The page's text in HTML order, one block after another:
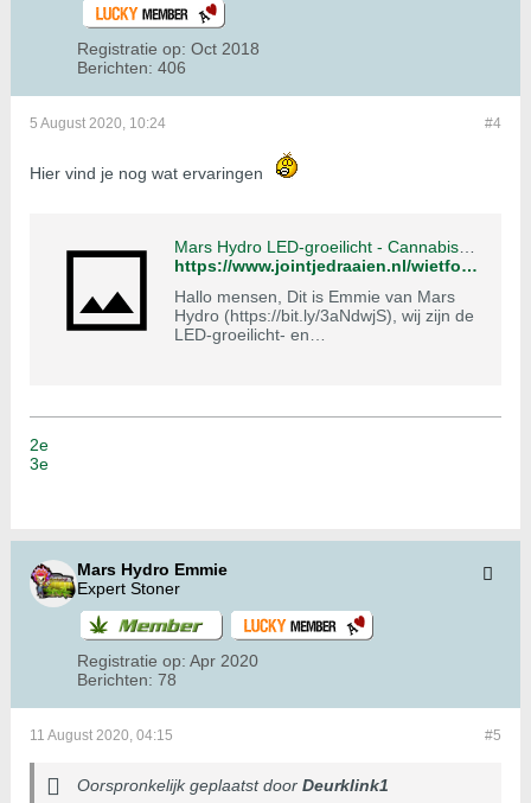
Registratie op: Oct 2018
Berichten: 406
#4
5 August 2020, 10:24
Hier vind je nog wat ervaringen
https://www.jointjedraaien.nl/wietforum/forum/binnen-wiet-kweken/binnen-wiet-kweken-aa/de-kweekruimte/1491385-mars-hydro-led-groeilicht?p=1529486#post1529486
Hallo mensen, Dit is Emmie van Mars
Hydro (https://bit.ly/3aNdwjS), wij zijn de
LED-groeilicht- en
2e
3e
Mars Hydro Emmie
Expert Stoner
Registratie op: Apr 2020
Berichten: 78
#5
11 August 2020, 04:15
Oorspronkelijk geplaatst door Deurklink1